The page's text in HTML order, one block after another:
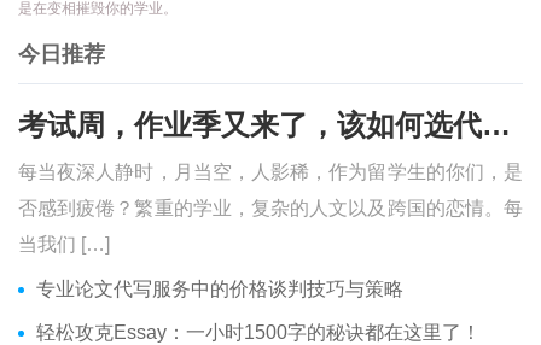
是在变相摧毁你的学业。
今日推荐
考试周，作业季又来了，该如何选代写？便宜的代写、代考会有哪些问题？
每当夜深人静时，月当空，人影稀，作为留学生的你们，是
否感到疲倦？繁重的学业，复杂的人文以及跨国的恋情。每
当我们 […]
专业论文代写服务中的价格谈判技巧与策略
轻松攻克Essay：一小时1500字的秘诀都在这里了！